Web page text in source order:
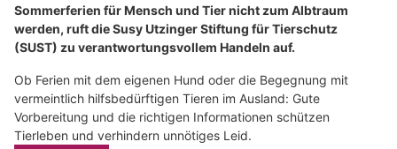
Sommerferien für Mensch und Tier nicht zum Albtraum
werden, ruft die Susy Utzinger Stiftung für Tierschutz
(SUST) zu verantwortungsvollem Handeln auf.
Ob Ferien mit dem eigenen Hund oder die Begegnung mit
vermeintlich hilfsbedürftigen Tieren im Ausland: Gute
Vorbereitung und die richtigen Informationen schützen
Tierleben und verhindern unnötiges Leid.